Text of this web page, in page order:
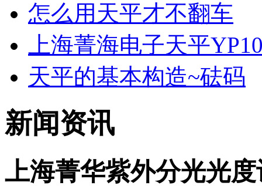
怎么用天平才不翻车
上海菁海电子天平
天平的基本构造~砝码
新闻资讯
上海菁华紫外分光光